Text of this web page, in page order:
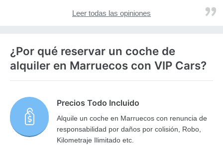
Leer todas las opiniones
¿Por qué reservar un coche de
alquiler en Marruecos con VIP Cars?
Precios Todo Incluido
Alquile un coche en Marruecos con renuncia de
responsabilidad por daños por colisión, Robo,
Kilometraje Ilimitado etc.